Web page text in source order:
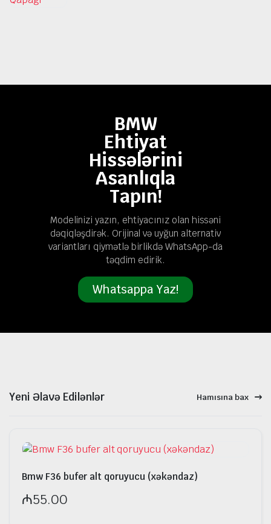
BMW
Ehtiyat
Hissələrini
Asanlıqla
Tapın!
Modelinizi yazın, ehtiyacınız olan hissəni
dəqiqləşdirək. Orijinal və uyğun alternativ
variantları qiymətlə birlikdə WhatsApp-da
təqdim edirik.
Whatsappa Yaz!
Yeni Əlavə Edilənlər Hamısına bax
Bmw F36 bufer alt qoruyucu (xəkəndaz)
₼55.00